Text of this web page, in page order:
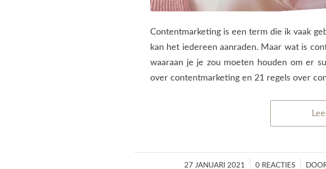
Contentmarketing is een term die ik vaak
kan het iedereen aanraden. Maar wat is
waaraan je je zou moeten houden om er
over contentmarketing en 21 regels over
27 JANUARI 2021
/ 0 REACTIES
/